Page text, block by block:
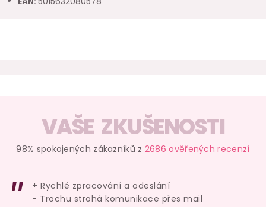
VAŠE ZKUŠENOSTI
98% spokojených zákazníků z 2686 ověřených recenzí
+ Rychlé zpracování a odeslání
- Trochu strohá komunikace přes mail